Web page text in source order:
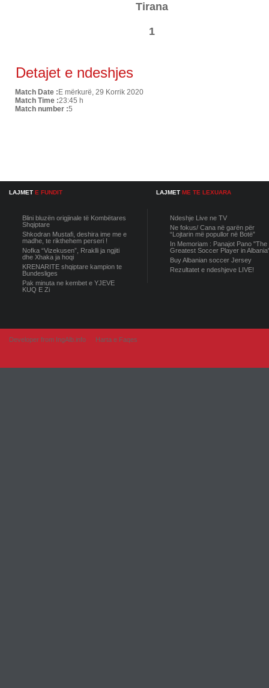
Tirana
1
Detajet e ndeshjes
Match Date : E mërkurë, 29 Korrik 2020
Match Time :23:45 h
Match number :5
LAJMET E FUNDIT
Blini bluzën origjinale të Kombëtares
Shqiptare
Shkodran Mustafi, deshira ime me e
madhe, te rikthehem perseri !
Nofka “Vizekusen”, Rraklli ja ngjiti
dhe Xhaka ja hoqi
KRENARITE shqiptare kampion te
Bundesliges
Pak minuta ne kembet e YJEVE
KUQ E Zi
LAJMET ME TE LEXUARA
Ndeshje Live ne TV
Ne fokus/ Cana në garën për
“Lojtarin më popullor në Botë”
In Memoriam : Panajot Pano "The
Greatest Soccer Player in
Buy Albanian soccer Jersey
Rezultatet e ndeshjeve LIVE!
Developer from IngAlb.info Harta e Faqes